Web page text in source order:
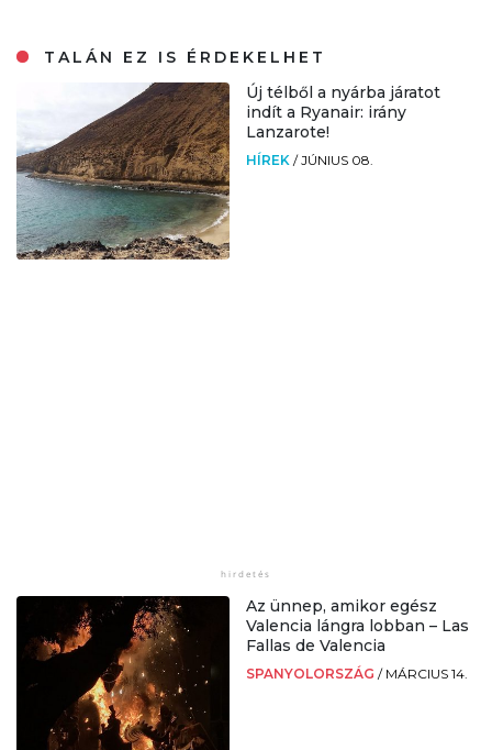
TALÁN EZ IS ÉRDEKELHET
Új télből a nyárba járatot
indít a Ryanair: irány
Lanzarote!
HÍREK /JÚNIUS 08.
Az ünnep, amikor egész
Valencia lángra lobban – Las
Fallas de Valencia
SPANYOLORSZÁG / MÁRCIUS 14.